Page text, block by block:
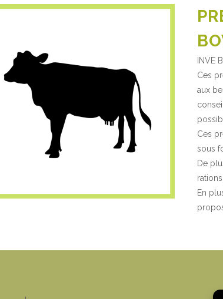
INVE
Ces
aux
Ces
sous
De
En